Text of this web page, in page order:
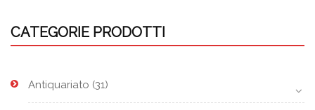
CATEGORIE PRODOTTI
Antiquariato (31)